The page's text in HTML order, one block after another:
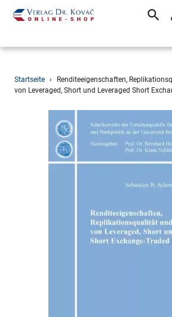
Direkt
zum
Startseite ›
Renditeeigenschaften,
von Leveraged, Short und Leveraged Short